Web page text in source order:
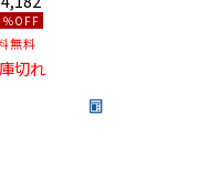
OFF
無料
切れ